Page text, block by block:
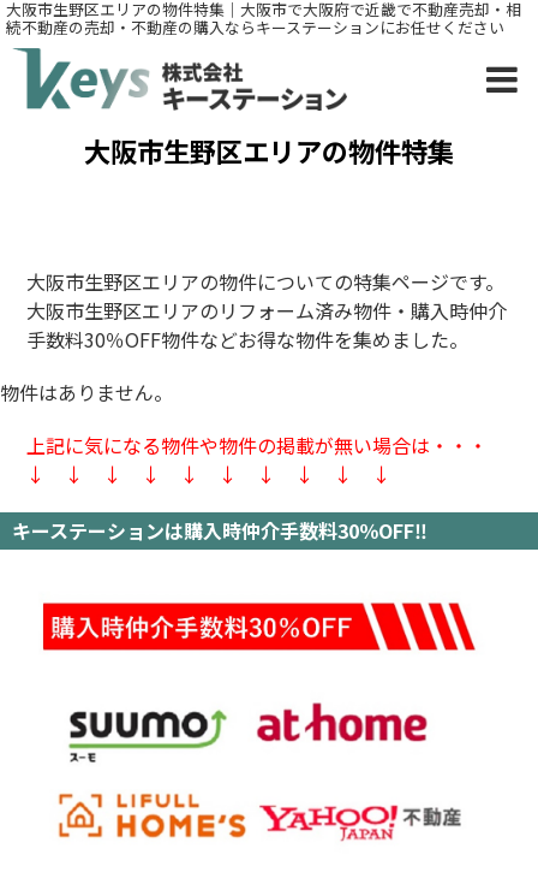
大阪市生野区エリアの物件特集｜大阪市で大阪府で近畿で不動産売却・相
続不動産の売却・不動産の購入ならキーステーションにお任せください
大阪市生野区エリアの物件特集
大阪市生野区エリアの物件についての特集ページです。
大阪市生野区エリアのリフォーム済み物件・購入時仲介
手数料30％OFF物件などお得な物件を集めました。
物件はありません。
上記に気になる物件や物件の掲載が無い場合は・・・
↓ ↓ ↓ ↓ ↓ ↓ ↓ ↓ ↓ ↓
キーステーションは購入時仲介手数料30％OFF‼